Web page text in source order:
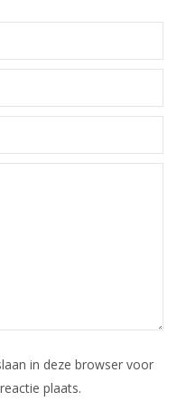
in deze browser voor
plaats.